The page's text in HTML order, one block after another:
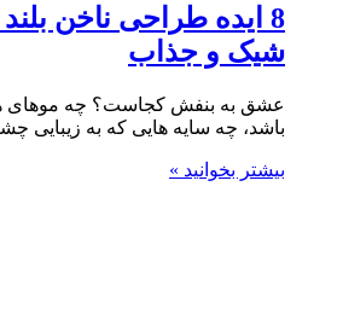
8 ایده طراحی ناخن
شیک و جذاب
عشق به بنفش کجاست؟ چه
باشد، چه سایه هایی که به زیبایی
بیشتر بخوانید »